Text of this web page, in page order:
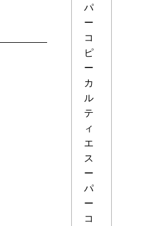
パ
ー
コ
ピ
ー
カ
ル
テ
ィ
エ
ス
ー
パ
ー
コ